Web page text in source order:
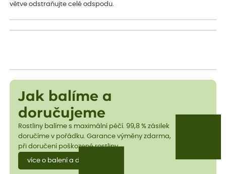
větve odstraňujte celé odspodu.
Jak balíme a
doručujeme
Rostliny balíme s maximální péčí. 99,8 % zásilek
doručíme v pořádku. Garance výměny zdarma,
při doručení poškozené rostliny.
více o balení a dopravě